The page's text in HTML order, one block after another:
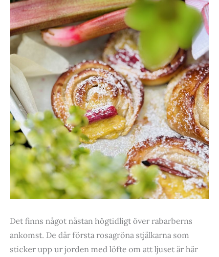
Det finns något nästan högtidligt över rabarberns
ankomst. De där första rosagröna stjälkarna som
sticker upp ur jorden med löfte om att ljuset är här